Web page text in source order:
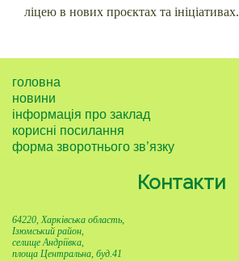
ліцею в нових проєктах та ініціативах.
головна
новини
інформація про заклад
корисні посилання
форма зворотнього зв’язку
Контакти
64220, Харківська область,
Ізюмський район,
селище Андріївка,
площа Центральна, буд.41